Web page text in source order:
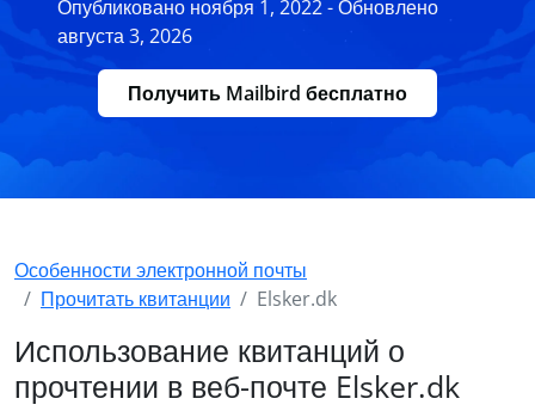
Опубликовано ноября 1, 2022 - Обновлено
августа 3, 2026
Получить Mailbird бесплатно
Особенности электронной почты
Прочитать квитанции
Elsker.dk
Использование квитанций о
прочтении в веб-почте Elsker.dk